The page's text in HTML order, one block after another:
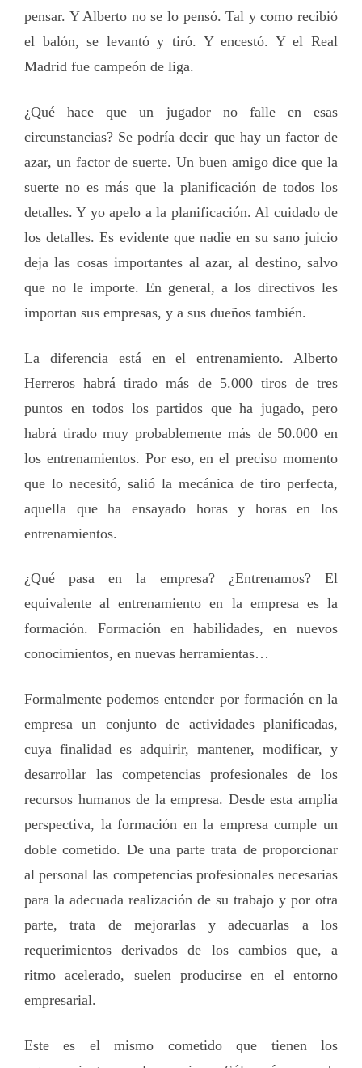
pensar. Y Alberto no se lo pensó. Tal y como recibió
el balón, se levantó y tiró. Y encestó. Y el Real
Madrid fue campeón de liga.
¿Qué hace que un jugador no falle en esas
circunstancias? Se podría decir que hay un factor de
azar, un factor de suerte. Un buen amigo dice que la
suerte no es más que la planificación de todos los
detalles. Y yo apelo a la planificación. Al cuidado de
los detalles. Es evidente que nadie en su sano juicio
deja las cosas importantes al azar, al destino, salvo
que no le importe. En general, a los directivos les
importan sus empresas, y a sus dueños también.
La diferencia está en el entrenamiento. Alberto
Herreros habrá tirado más de 5.000 tiros de tres
puntos en todos los partidos que ha jugado, pero
habrá tirado muy probablemente más de 50.000 en
los entrenamientos. Por eso, en el preciso momento
que lo necesitó, salió la mecánica de tiro perfecta,
aquella que ha ensayado horas y horas en los
entrenamientos.
¿Qué pasa en la empresa? ¿Entrenamos? El
equivalente al entrenamiento en la empresa es la
formación. Formación en habilidades, en nuevos
conocimientos, en nuevas herramientas…
Formalmente podemos entender por formación en la
empresa un conjunto de actividades planificadas,
cuya finalidad es adquirir, mantener, modificar, y
desarrollar las competencias profesionales de los
recursos humanos de la empresa. Desde esta amplia
perspectiva, la formación en la empresa cumple un
doble cometido. De una parte trata de proporcionar
al personal las competencias profesionales necesarias
para la adecuada realización de su trabajo y por otra
parte, trata de mejorarlas y adecuarlas a los
requerimientos derivados de los cambios que, a
ritmo acelerado, suelen producirse en el entorno
empresarial.
Este es el mismo cometido que tienen los